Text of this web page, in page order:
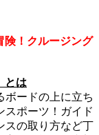
険！クルージング
とは
ボードの上に立ち
スポーツ！ガイド
スの取り方など丁